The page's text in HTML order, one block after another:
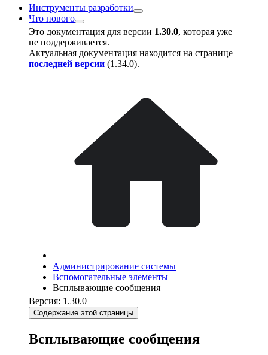
Инструменты разработки
Что нового
Это документация для версии 1.30.0, которая уже
не поддерживается.
Актуальная документация находится на странице
последней версии (1.34.0).
Администрирование системы
Вспомогательные элементы
Всплывающие сообщения
Версия: 1.30.0
Содержание этой страницы
Всплывающие сообщения